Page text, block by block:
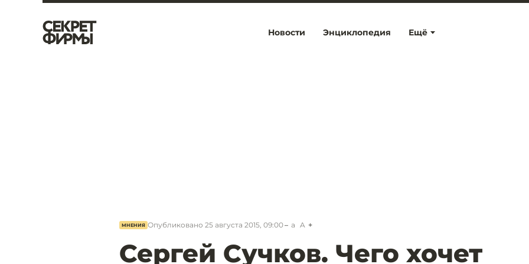
Ещё
Новости Энциклопедия
МНЕНИЯ Опубликовано 25 августа 2015, 09:00 a A
Сергей Сучков. Чего хочет